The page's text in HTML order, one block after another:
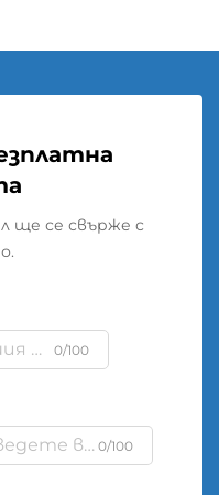
ще се свърже с
0/100
0/100